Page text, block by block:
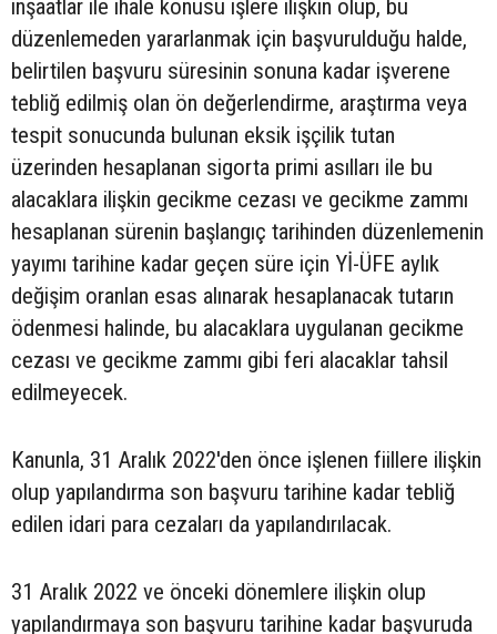
inşaatlar ile ihale konusu işlere ilişkin olup, bu
düzenlemeden yararlanmak için başvurulduğu halde,
belirtilen başvuru süresinin sonuna kadar işverene
tebliğ edilmiş olan ön değerlendirme, araştırma veya
tespit sonucunda bulunan eksik işçilik tutan
üzerinden hesaplanan sigorta primi asılları ile bu
alacaklara ilişkin gecikme cezası ve gecikme zammı
hesaplanan sürenin başlangıç tarihinden düzenlemenin
yayımı tarihine kadar geçen süre için Yİ-ÜFE aylık
değişim oranlan esas alınarak hesaplanacak tutarın
ödenmesi halinde, bu alacaklara uygulanan gecikme
cezası ve gecikme zammı gibi feri alacaklar tahsil
edilmeyecek.
Kanunla, 31 Aralık 2022'den önce işlenen fiillere ilişkin
olup yapılandırma son başvuru tarihine kadar tebliğ
edilen idari para cezaları da yapılandırılacak.
31 Aralık 2022 ve önceki dönemlere ilişkin olup
yapılandırmaya son başvuru tarihine kadar başvuruda